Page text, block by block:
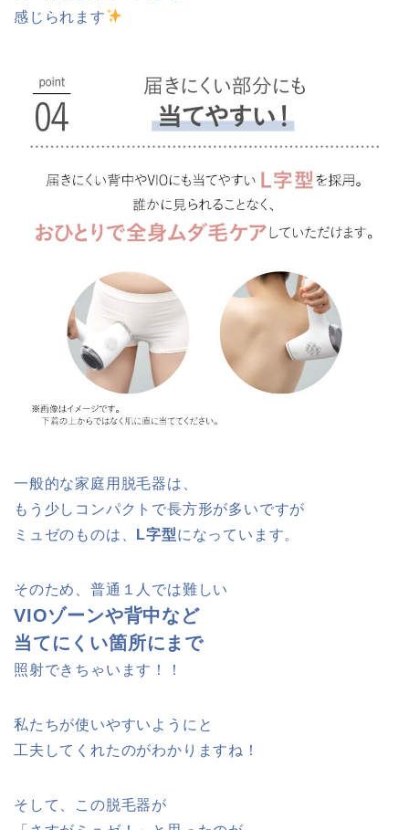
感じられます
一般的な家庭用脱毛器は、
もう少しコンパクトで長方形が多いですが
ミュゼのものは、
L字型になっています。
そのため、普通１人では難しい
VIOゾーンや背中など
当てにくい箇所にまで
照射できちゃいます！！
私たちが使いやすいようにと
工夫してくれたのがわかりますね！
そして、この脱毛器が